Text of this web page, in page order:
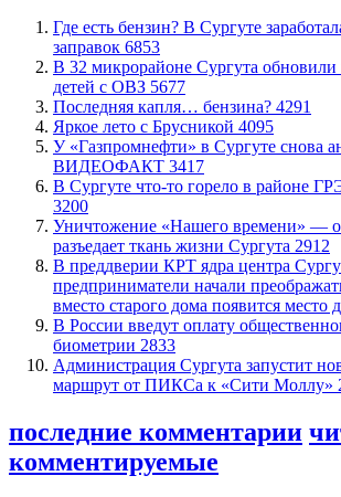
​Где есть бензин? В Сургуте
заправок 6853
В 32 микрорайоне Сургута
детей с ОВЗ 5677
​Последняя капля… бензина? 4291
Яркое лето с Брусникой 4095
У «Газпромнефти» в Сургуте снова
ВИДЕОФАКТ 3417
​В Сургуте что-то горело в
3200
​Уничтожение «Нашего времени» —
разъедает ткань жизни Сургута 2912
​В преддверии КРТ ядра центра
предприниматели начали
вместо старого дома появится место
В России введут оплату
биометрии 2833
​Администрация Сургута запустит
маршрут от ПИКСа к «Сити Моллу»
последние комментарии
комментируемые